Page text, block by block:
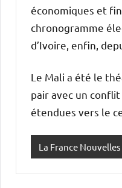
économiques et
chronogramme
d’Ivoire, enfin,
Le Mali a été le
pair avec un
étendues vers le
La France Nouvelles